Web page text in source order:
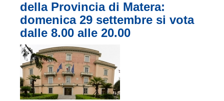
della Provincia di Matera:
domenica 29 settembre si vota
dalle 8.00 alle 20.00